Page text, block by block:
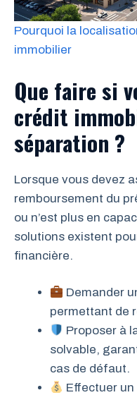
Pourquoi la
immobilier
Que faire si
crédit
séparation ?
Lorsque vous devez
remboursement du
ou n’est plus en
solutions existent
financière.
Demander
permettant de
Proposer à
solvable,
cas de défaut.
Effectuer